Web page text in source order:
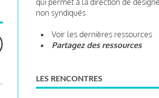
non syndiqués
Voir les dernières ressources
Partagez des ressources
LES RENCONTRES